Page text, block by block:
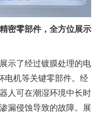
密零部件，全方位展示
示了经过镀膜处理的电
电机等关键零部件。经
人可在潮湿环境中长时
漏侵蚀导致的故障。展